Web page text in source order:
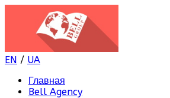
EN / UA
Главная
Bell Agency